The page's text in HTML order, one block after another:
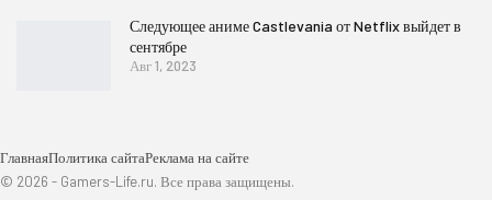
Следующее аниме Castlevania от Netflix выйдет в
сентябре
Авг 1, 2023
ГлавнаяПолитика сайтаРеклама на сайте
© 2026 - Gamers-Life.ru. Все права защищены.